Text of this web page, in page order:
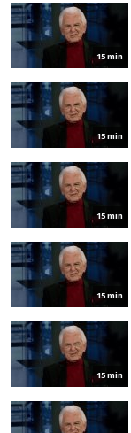
15 min
15 min
15 min
15 min
15 min